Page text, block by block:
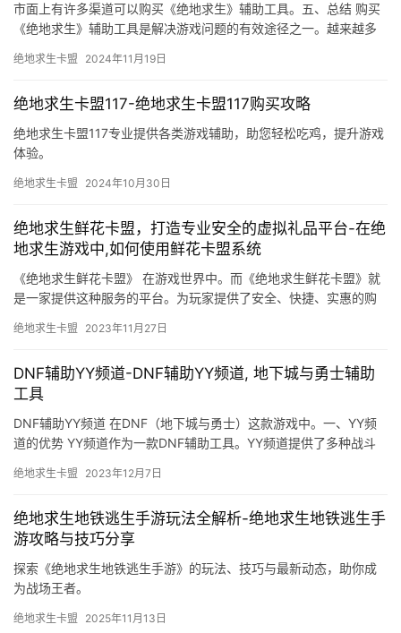
市面上有许多渠道可以购买《绝地求生》辅助工具。五、总结 购买
《绝地求生》辅助工具是解决游戏问题的有效途径之一。越来越多
绝地求生卡盟 2024年11月19日
绝地求生卡盟117-绝地求生卡盟117购买攻略
绝地求生卡盟117专业提供各类游戏辅助，助您轻松吃鸡，提升游戏
体验。
绝地求生卡盟 2024年10月30日
绝地求生鲜花卡盟，打造专业安全的虚拟礼品平台-在绝
地求生游戏中,如何使用鲜花卡盟系统
《绝地求生鲜花卡盟》 在游戏世界中。而《绝地求生鲜花卡盟》就
是一家提供这种服务的平台。为玩家提供了安全、快捷、实惠的购
绝地求生卡盟 2023年11月27日
DNF辅助YY频道-DNF辅助YY频道, 地下城与勇士辅助
工具
DNF辅助YY频道 在DNF（地下城与勇士）这款游戏中。一、YY频
道的优势 YY频道作为一款DNF辅助工具。YY频道提供了多种战斗
绝地求生卡盟 2023年12月7日
绝地求生地铁逃生手游玩法全解析-绝地求生地铁逃生手
游攻略与技巧分享
探索《绝地求生地铁逃生手游》的玩法、技巧与最新动态，助你成
为战场王者。
绝地求生卡盟 2025年11月13日